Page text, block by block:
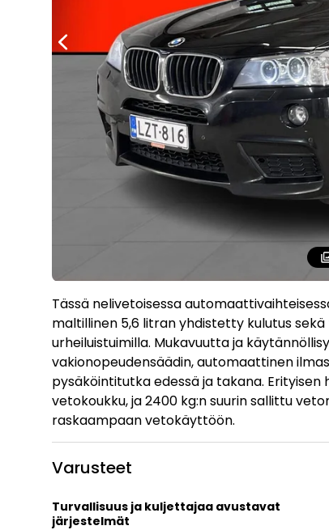
Tässä nelivetoisessa
maltillinen 5,6 litran yhdistetty kulutus
urheiluistuimilla. Mukavuutta ja
vakionopeudensäädin, automaattinen
pysäköintitutka edessä ja takana.
vetokoukku, ja 2400 kg:n suurin sallittu
raskaampaan vetokäyttöön.
Varusteet
Turvallisuus ja kuljettajaa avustavat
järjestelmät